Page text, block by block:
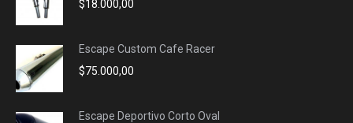
$18.000,00
Escape Custom Cafe Racer
$75.000,00
Escape Deportivo Corto Oval